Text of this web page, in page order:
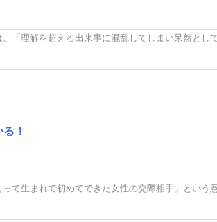
「理解を超える出来事に混乱してしまい呆然とし
！
て生まれて初めてできた女性の交際相手」という